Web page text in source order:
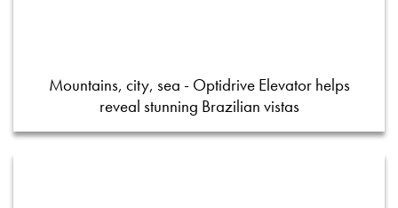
Mountains, city, sea - Optidrive Elevator helps
reveal stunning Brazilian vistas